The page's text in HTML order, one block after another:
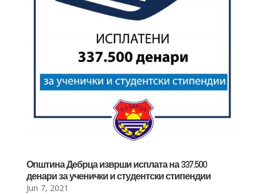
Општина Дебрца изврши исплата на 337.500
денари за ученички и студентски стипендии
Jun 7, 2021